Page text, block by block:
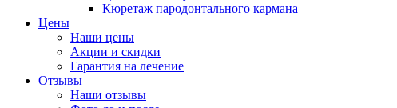
Кюретаж пародонтального кармана
Цены
Наши цены
Акции и скидки
Гарантия на лечение
Отзывы
Наши отзывы